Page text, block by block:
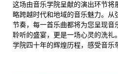
这场由音乐学院呈献的演出环节
略跨越时代和地域的音乐魅力。
节奏，每一首乐曲都将为您呈现
聆听的盛宴，更是一场心灵的洗礼
学院四十年的辉煌历程，感受音乐